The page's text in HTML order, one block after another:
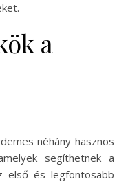
a
néhány hasznos
segíthetnek a
első és legfontosabb